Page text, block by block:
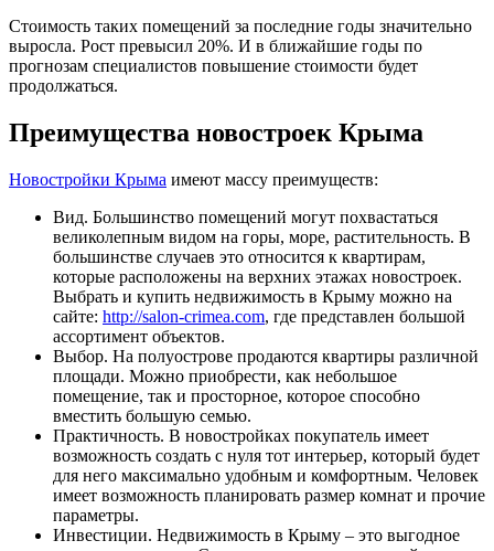
Стоимость таких помещений за последние годы значительно
выросла. Рост превысил 20%. И в ближайшие годы по
прогнозам специалистов повышение стоимости будет
продолжаться.
Преимущества новостроек Крыма
Новостройки Крыма имеют массу преимуществ:
Вид. Большинство помещений могут похвастаться
великолепным видом на горы, море, растительность. В
большинстве случаев это относится к квартирам,
которые расположены на верхних этажах новостроек.
Выбрать и купить недвижимость в Крыму можно на
сайте: http://salon-crimea.com, где представлен большой
ассортимент объектов.
Выбор. На полуострове продаются квартиры различной
площади. Можно приобрести, как небольшое
помещение, так и просторное, которое способно
вместить большую семью.
Практичность. В новостройках покупатель имеет
возможность создать с нуля тот интерьер, который будет
для него максимально удобным и комфортным. Человек
имеет возможность планировать размер комнат и прочие
параметры.
Инвестиции. Недвижимость в Крыму – это выгодное